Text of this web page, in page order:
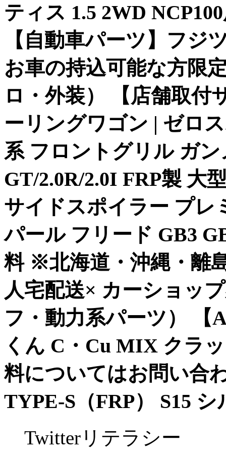
ティス 1.5 2WD
【自動車パーツ】フジ
お車の持込可能な方限
ロ・外装） 【店舗取付
ーリングワゴン | ゼロ
系 フロントグリル ガ
GT/2.0R/2.0I FRP製 大
サイドスポイラー プレ
パール フリード GB3
料 ※北海道・沖縄・離
人宅配送× カーショッ
フ・動力系パーツ） 【
くん C・Cu MIX クラ
料についてはお問い合
TYPE-S（FRP） S15
Twitterリテラシー